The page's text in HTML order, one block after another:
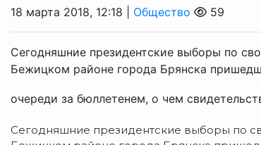
18 марта 2018, 12:18 | Общество 59
Сегодняшние президентские выборы по
Бежицком районе города Брянска
очереди за бюллетенем, о чем
Сегодняшние президентские выборы по